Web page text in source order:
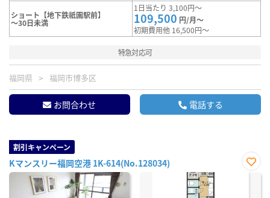
ショート【地下鉄祇園駅前】
～30日未満
1日当たり 3,100円～
109,500 円/月～
初期費用他 16,500円～
特急対応可
福岡県 福岡市博多区
お問合わせ 電話する
割引キャンペーン
Kマンスリー福岡空港 1K-614(No.128034)
お気